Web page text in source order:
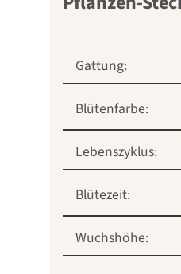
Gattung:
Blütenfarbe:
Lebenszyklus:
Blütezeit:
Wuchshöhe: